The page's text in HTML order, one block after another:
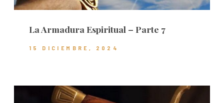
La Armadura Espiritual – Parte 7
15 DICIEMBRE, 2024